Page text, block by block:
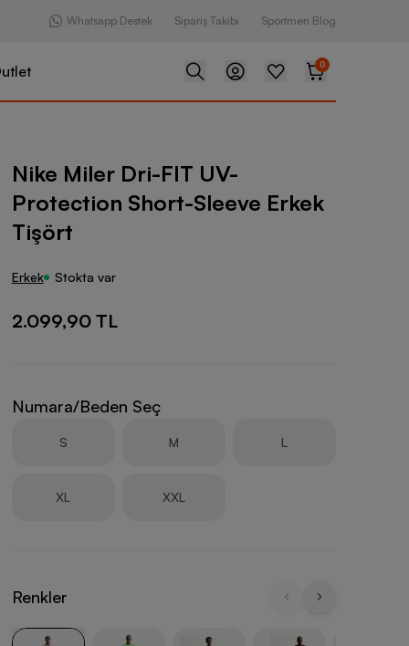
Whatsapp Destek Sipariş Takibi Sportmen Blog
0
FIT UV-Protection Short-Sleeve Erkek Tişört
Nike Miler Dri-FIT UV-
Protection Short-Sleeve Erkek
Tişört
Erkek Stokta var
2.099,90 TL
Numara/Beden Seç
S M L
XL XXL
Renkler